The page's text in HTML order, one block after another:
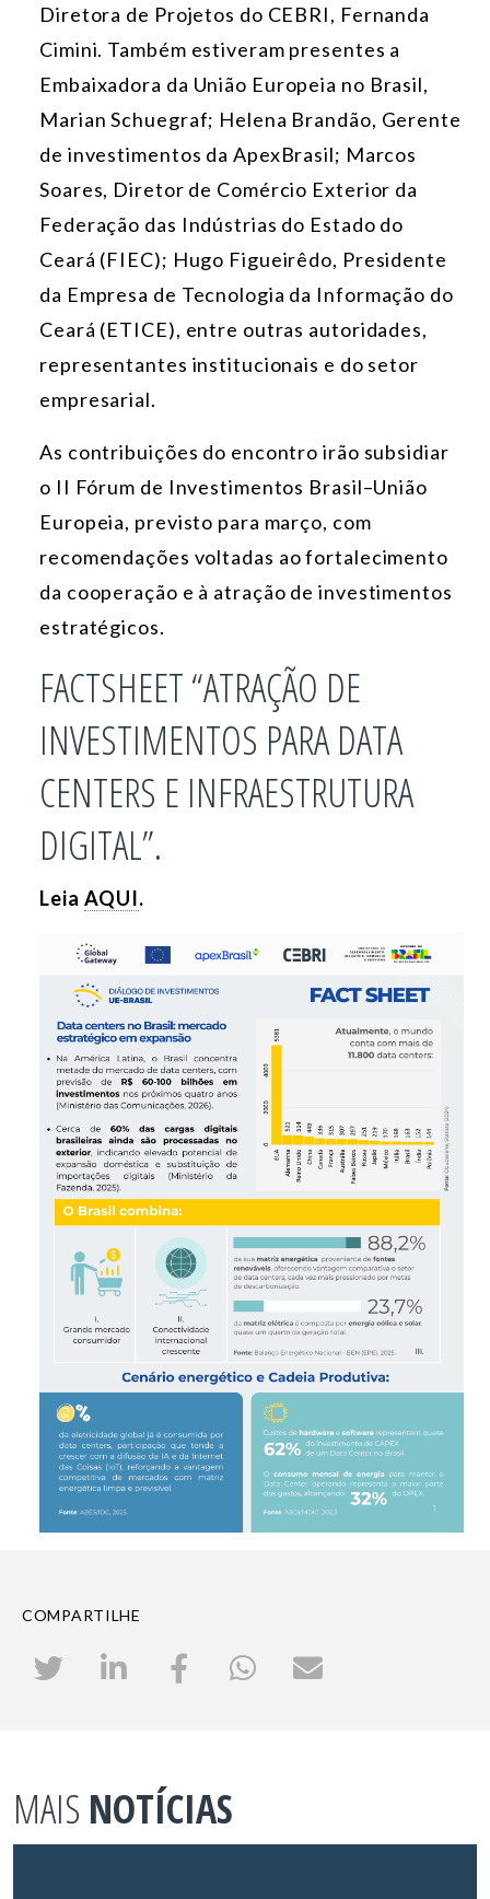
Diretora de Projetos do CEBRI, Fernanda
Cimini. Também estiveram presentes a
Embaixadora da União Europeia no Brasil,
Marian Schuegraf; Helena Brandão, Gerente
de investimentos da ApexBrasil; Marcos
Soares, Diretor de Comércio Exterior da
Federação das Indústrias do Estado do
Ceará (FIEC); Hugo Figueirêdo, Presidente
da Empresa de Tecnologia da Informação do
Ceará (ETICE), entre outras autoridades,
representantes institucionais e do setor
empresarial.
As contribuições do encontro irão subsidiar
o II Fórum de Investimentos Brasil–União
Europeia, previsto para março, com
recomendações voltadas ao fortalecimento
da cooperação e à atração de investimentos
estratégicos.
FACTSHEET “ATRAÇÃO DE
INVESTIMENTOS PARA DATA
CENTERS E INFRAESTRUTURA
DIGITAL”.
Leia AQUI.
COMPARTILHE
MAIS NOTÍCIAS